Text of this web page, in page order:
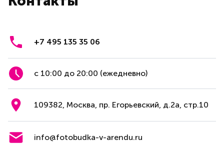
+7 495 135 35 06
с 10:00 до 20:00 (ежедневно)
109382, Москва, пр. Егорьевский, д.2а, стр.10
info@fotobudka-v-arendu.ru